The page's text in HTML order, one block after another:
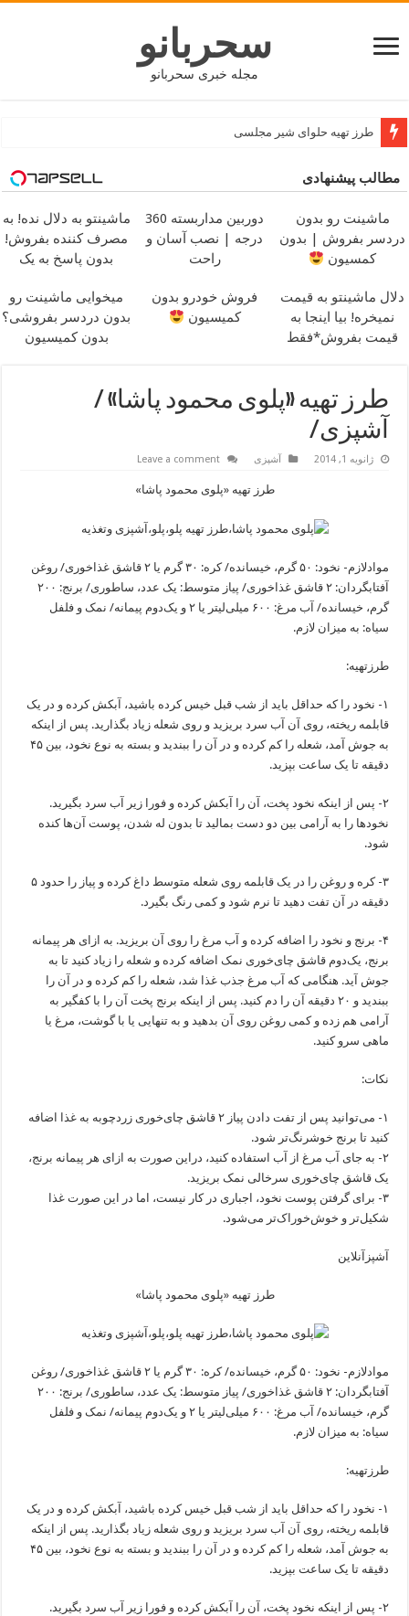
سحربانو
مجله خبری سحربانو
طرز تهیه حلوای شیر مجلسی
مطالب پیشنهادی
ماشینت رو بدون
دردسر بفروش | بدون
کمسیون
دوربین مداربسته 360
درجه | نصب آسان و
راحت
ماشینتو به دلال نده! به
مصرف کننده بفروش!
بدون پاسخ به یک
دلال ماشینتو به قیمت
نمیخره! بیا اینجا به
قیمت بفروش*فقط
فروش خودرو بدون
کمیسیون
میخوایی ماشینت رو
بدون دردسر بفروشی؟
بدون کمیسیون
طرز تهیه «پلوی محمود پاشا» /
آشپزی/
ژانویه 1, 2014 آشپزی Leave a comment
طرز تهیه «پلوی محمود پاشا»
موادلازم- نخود: ۵۰ گرم، خیسانده/ کره: ۳۰ گرم یا ۲ قاشق غذاخوری/ روغن
آفتابگردان: ۲ قاشق غذاخوری/ پیاز متوسط: یک عدد، ساطوری/ برنج: ۲۰۰
گرم، خیسانده/ آب مرغ: ۶۰۰ میلی‌لیتر یا ۲ و یک‌دوم پیمانه/ نمک و فلفل
سیاه: به میزان لازم.
طرزتهیه:
۱- نخود را که حداقل باید از شب قبل خیس کرده باشید، آبکش کرده و در یک
قابلمه ریخته، روی آن آب سرد بریزید و روی شعله زیاد بگذارید. پس از اینکه
به جوش آمد، شعله را کم کرده و در آن را ببندید و بسته به نوع نخود، بین ۴۵
دقیقه تا یک ساعت بپزید.
۲- پس از اینکه نخود پخت، آن را آبکش کرده و فورا زیر آب سرد بگیرید.
نخود‌ها را به آرامی بین دو دست بمالید تا بدون له شدن، پوست آن‌ها کنده
شود.
۳- کره و روغن را در یک قابلمه روی شعله متوسط داغ کرده و پیاز را حدود ۵
دقیقه در آن تفت دهید تا نرم شود و کمی رنگ بگیرد.
۴- برنج و نخود را اضافه کرده و آب مرغ را روی آن بریزید. به ازای هر پیمانه
برنج، ‌یک‌دوم قاشق چای‌خوری نمک اضافه کرده و شعله را زیاد کنید تا به
جوش آید. هنگامی که آب مرغ جذب غذا شد، شعله را کم کرده و در آن را
ببندید و ۲۰ دقیقه آن را دم کنید. پس از اینکه برنج پخت آن را با کفگیر به
آرامی هم زده و کمی روغن روی آن بدهید و به تنهایی یا با گوشت، مرغ یا
ماهی سرو کنید.
نکات:
۱- می‌توانید پس از تفت دادن پیاز ۲ قاشق چای‌خوری زردچوبه به غذا اضافه
کنید تا برنج خوشرنگ‌تر شود.
۲- به جای آب مرغ از آب استفاده کنید، دراین صورت به ازای هر پیمانه برنج، ‌
یک قاشق چای‌خوری سرخالی نمک بریزید.
۳- برای گرفتن پوست نخود، اجباری در کار نیست، اما در این صورت غذا
شکیل‌تر و خوش‌خوراک‌تر می‌شود.
آشپزآنلاین
طرز تهیه «پلوی محمود پاشا»
موادلازم- نخود: ۵۰ گرم، خیسانده/ کره: ۳۰ گرم یا ۲ قاشق غذاخوری/ روغن
آفتابگردان: ۲ قاشق غذاخوری/ پیاز متوسط: یک عدد، ساطوری/ برنج: ۲۰۰
گرم، خیسانده/ آب مرغ: ۶۰۰ میلی‌لیتر یا ۲ و یک‌دوم پیمانه/ نمک و فلفل
سیاه: به میزان لازم.
طرزتهیه:
۱- نخود را که حداقل باید از شب قبل خیس کرده باشید، آبکش کرده و در یک
قابلمه ریخته، روی آن آب سرد بریزید و روی شعله زیاد بگذارید. پس از اینکه
به جوش آمد، شعله را کم کرده و در آن را ببندید و بسته به نوع نخود، بین ۴۵
دقیقه تا یک ساعت بپزید.
۲- پس از اینکه نخود پخت، آن را آبکش کرده و فورا زیر آب سرد بگیرید.